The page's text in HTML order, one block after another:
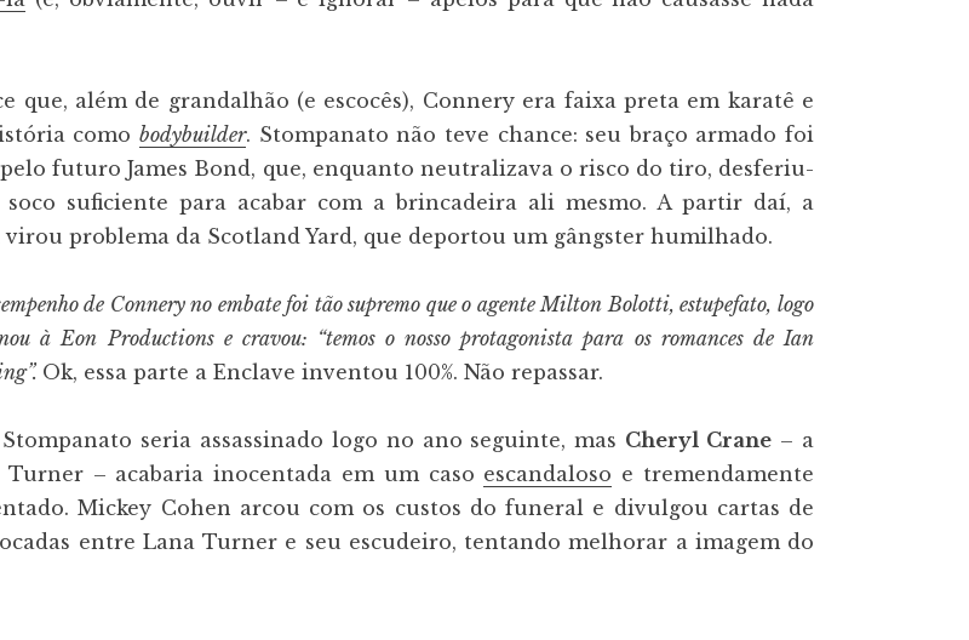
que, além de grandalhão (e escocês), Connery era faixa preta em karatê e
comobodybuilder. Stompanato não teve chance: seu braço armado foi
futuro James Bond, que, enquanto neutralizava o risco do tiro, desferiu-
suficiente para acabar com a brincadeira ali mesmo. A partir daí, a
problema da Scotland Yard, que deportou um gângster humilhado.
de Connery no embate foi tão supremo que o agente Milton Bolotti, estupefato, logo
à Eon Productions e cravou: “temos o nosso protagonista para os romances de Ian
Ok, essa parte a Enclave inventou 100%. Não repassar.
seria assassinado logo no ano seguinte, mas Cheryl Crane – a
– acabaria inocentada em um caso escandaloso e tremendamente
Mickey Cohen arcou com os custos do funeral e divulgou cartas de
entre Lana Turner e seu escudeiro, tentando melhorar a imagem do